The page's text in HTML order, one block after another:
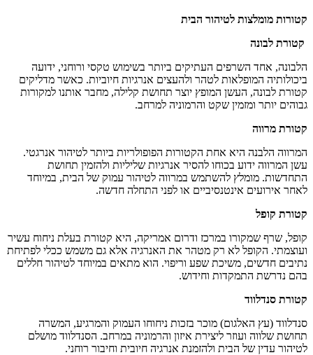
קטורות מומלצות לטיהור הבית
קטורת לבונה
הלבונה, אחד השרפים העתיקים ביותר בשימוש טקסי ורוחני, ידועה
ביכולותיה המופלאות לטהר ולהעצים אנרגיות חיוביות. כאשר מדליקים
קטורת לבונה, העשן המופץ יוצר תחושת קלילה, מחבר אותנו למקורות
גבוהים יותר ומזמין שקט והרמוניה למרחב.
קטורת מרווה
המרווה הלבנה היא אחת הקטורות הפופולריות ביותר לטיהור אנרגטי.
עשן המרווה ידוע בכוחו להסיר אנרגיות שליליות ולהזמין תחושת
התחדשות. מומלץ להשתמש במרווה לטיהור עמוק של הבית, במיוחד
לאחר אירועים אינטנסיביים או לפני התחלה חדשה.
קטורת קופל
קופל, שרף שמקורו במרכז ודרום אמריקה, היא קטורת בעלת ניחוח עשיר
ועוצמתי. הקופל לא רק מטהר את האנרגיה אלא גם משמש ככלי לפתיחת
נתיבים חדשים, משיכת שפע וריפוי. הוא מתאים במיוחד לטיהור חללים
בהם נדרשת התמקדות וחידוש.
קטורת סנדלווד
סנדלווד (עץ האלגום) מוכר בזכות ניחוחו העמוק והמרגיע, המשרה
תחושת שלווה ועוזר ליצירת איזון והרמוניה במרחב. הסנדלווד מושלם
לטיהור עדין של הבית ולהזמנת אנרגיה חיובית וחיבור רוחני.